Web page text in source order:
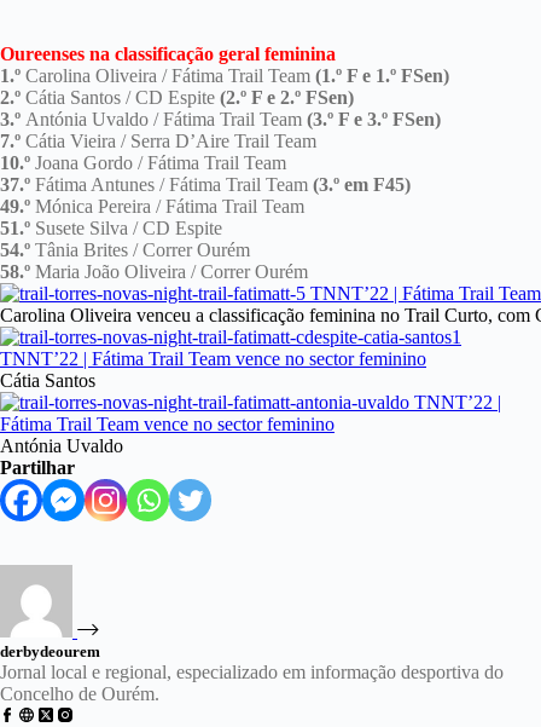
Oureenses na classificação geral feminina
1.º Carolina Oliveira / Fátima Trail Team (1.º F e 1.º FSen)
2.º Cátia Santos / CD Espite (2.º F e 2.º FSen)
3.º Antónia Uvaldo / Fátima Trail Team (3.º F e 3.º FSen)
7.º Cátia Vieira / Serra D’Aire Trail Team
10.º Joana Gordo / Fátima Trail Team
37.º Fátima Antunes / Fátima Trail Team (3.º em F45)
49.º Mónica Pereira / Fátima Trail Team
51.º Susete Silva / CD Espite
54.º Tânia Brites / Correr Ourém
58.º Maria João Oliveira / Correr Ourém
Carolina Oliveira venceu a classificação feminina no Trail Curto, com
Cátia Santos
Antónia Uvaldo
Partilhar
derbydeourem
Jornal local e regional, especializado em informação desportiva do
Concelho de Ourém.